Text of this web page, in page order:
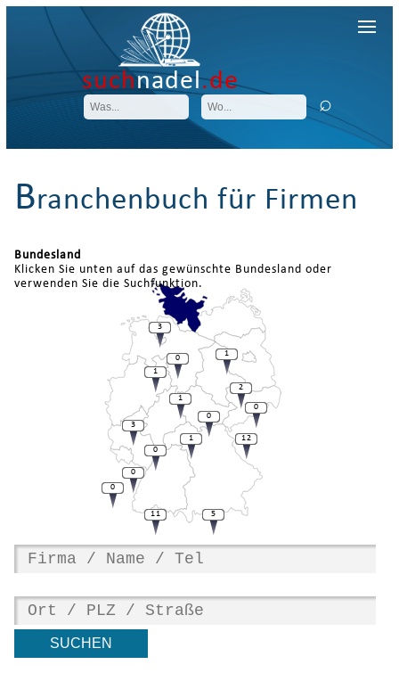
suchnadel.de
Branchenbuch für Firmen
Bundesland
Klicken Sie unten auf das gewünschte Bundesland oder
verwenden Sie die Suchfunktion.
12
0
3
2
0
1
0
3
1
1
0
0
0
11
1
5